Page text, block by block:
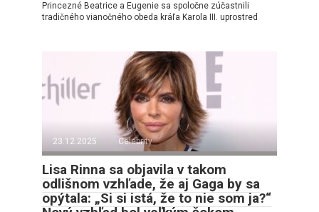
Princezné Beatrice a Eugenie sa spoločne zúčastnili
tradičného vianočného obeda kráľa Karola III. uprostred
23.12.2025 Celebrity
Lisa Rinna sa objavila v takom
odlišnom vzhľade, že aj Gaga by sa
opýtala: „Si si istá, že to nie som ja?“